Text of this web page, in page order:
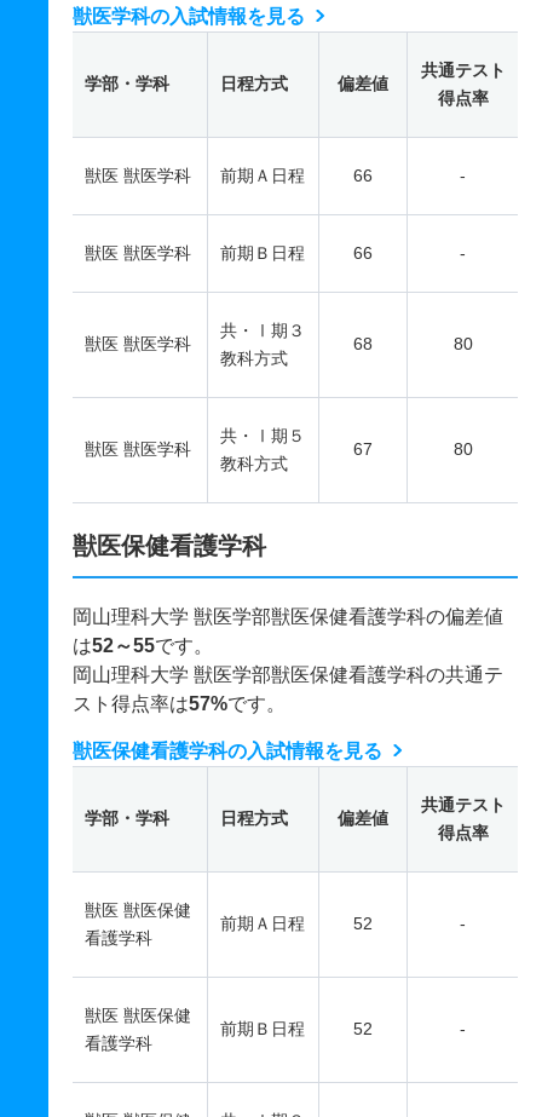
獣医学科の入試情報を見る
学部・学科 日程方式 偏差値
共通テスト
得点率
獣医 獣医学科 前期Ａ日程 66 -
獣医 獣医学科 前期Ｂ日程 66 -
獣医 獣医学科
共・Ⅰ期３
教科方式
68 80
獣医 獣医学科
共・Ⅰ期５
教科方式
67 80
獣医保健看護学科
岡山理科大学 獣医学部獣医保健看護学科の偏差値
は52～55です。
岡山理科大学 獣医学部獣医保健看護学科の共通テ
スト得点率は57%です。
獣医保健看護学科の入試情報を見る
学部・学科 日程方式 偏差値
共通テスト
得点率
獣医 獣医保健
看護学科
前期Ａ日程 52 -
獣医 獣医保健
看護学科
前期Ｂ日程 52 -